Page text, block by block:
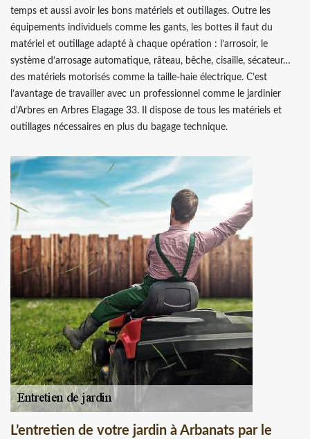
temps et aussi avoir les bons matériels et outillages. Outre les
équipements individuels comme les gants, les bottes il faut du
matériel et outillage adapté à chaque opération : l’arrosoir, le
système d’arrosage automatique, râteau, bêche, cisaille, sécateur…
des matériels motorisés comme la taille-haie électrique. C’est
l’avantage de travailler avec un professionnel comme le jardinier
d'Arbres en Arbres Elagage 33. Il dispose de tous les matériels et
outillages nécessaires en plus du bagage technique.
L’entretien de votre jardin à Arbanats par le